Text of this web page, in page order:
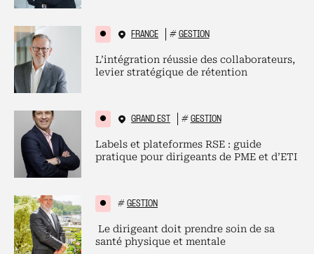
FRANCE # GESTION
L’intégration réussie des collaborateurs,
levier stratégique de rétention
GRAND EST # GESTION
Labels et plateformes RSE : guide
pratique pour dirigeants de PME et d’ETI
# GESTION
Le dirigeant doit prendre soin de sa
santé physique et mentale